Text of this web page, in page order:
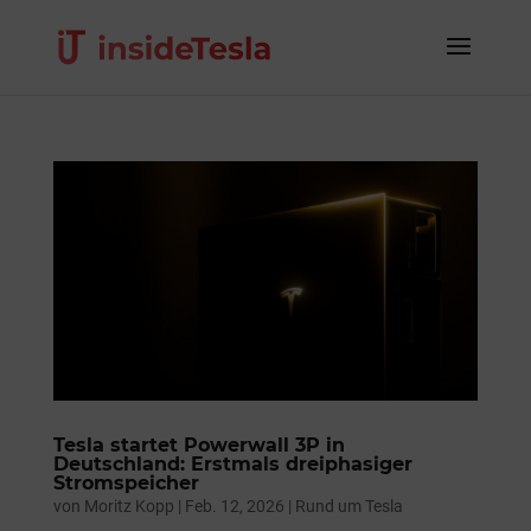
Tesla startet Powerwall 3P in
Deutschland: Erstmals dreiphasiger
Stromspeicher
von Moritz Kopp | Feb. 12, 2026 | Rund um Tesla